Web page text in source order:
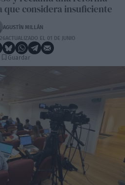
que considera insuficiente
AGUSTÍN MILLÁN
ACTUALIZADO EL 01 DE JUNIO
Guardar